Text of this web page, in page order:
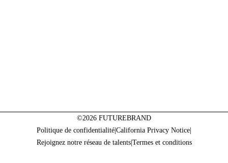
©2026 FUTUREBRAND
Politique de confidentialité California Privacy Notice
Rejoignez notre réseau de talents| Termes et conditions